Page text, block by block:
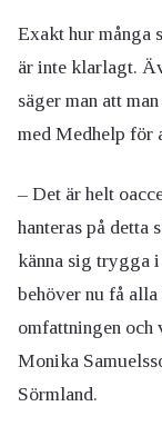
Exakt hur många
är inte klarlagt.
säger man att
med Medhelp för
– Det är helt
hanteras på detta
känna sig trygga
behöver nu få
omfattningen och
Monika
Sörmland.